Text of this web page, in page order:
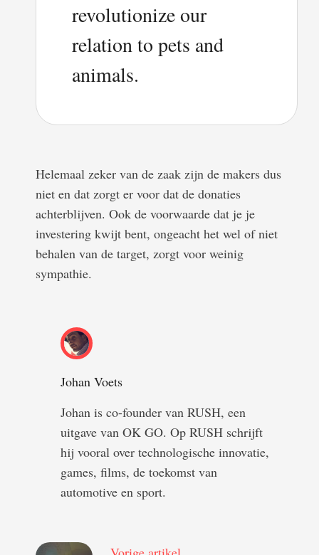
revolutionize our
relation to pets and
animals.
Helemaal zeker van de zaak zijn de makers dus
niet en dat zorgt er voor dat de donaties
achterblijven. Ook de voorwaarde dat je je
investering kwijt bent, ongeacht het wel of niet
behalen van de target, zorgt voor weinig
sympathie.
Johan Voets
Johan is co-founder van RUSH, een
uitgave van OK GO. Op RUSH schrijft
hij vooral over technologische innovatie,
games, films, de toekomst van
automotive en sport.